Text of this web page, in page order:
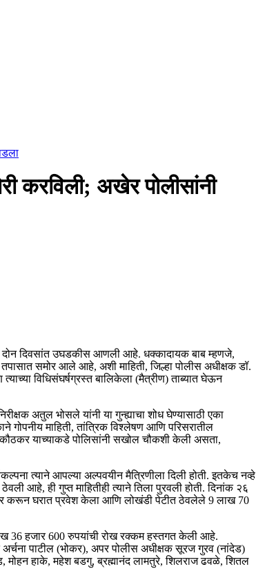
करविली; अखेर पोलीसांनी
दोन दिवसांत उघडकीस आणली आहे. धक्कादायक बाब म्हणजे,
समोर आले आहे, अशी माहिती, जिल्हा पोलीस अधीक्षक डॉ.
विधिसंघर्षग्रस्त बालिकेला (मैत्रीण) ताब्यात घेऊन
अतुल भोसले यांनी या गुन्ह्याचा शोध घेण्यासाठी एका
गोपनीय माहिती, तांत्रिक विश्लेषण आणि परिसरातील
याच्याकडे पोलिसांनी सखोल चौकशी केली असता,
त्याने आपल्या अल्पवयीन मैत्रिणीला दिली होती. इतकेच नव्हे
आहे, ही गुप्त माहितीही त्याने तिला पुरवली होती. दिनांक २६
करून घरात प्रवेश केला आणि लोखंडी पेटीत ठेवलेले 9 लाख 70
36 हजार 600 रुपयांची रोख रक्कम हस्तगत केली आहे.
पाटील (भोकर), अपर पोलीस अधीक्षक सूरज गुरव (नांदेड)
मोहन हाके, महेश बडगु, ब्रह्मानंद लामतुरे, शिलराज ढवळे, शितल